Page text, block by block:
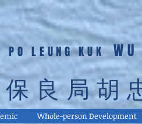
PO LEUNG KUK
保良局胡
Whole-person Development